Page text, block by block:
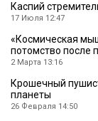
Каспий
17 Июля 12:47
«Космическая
потомство после
2 Марта 13:16
Крошечный
планеты
26 Февраля 14:50